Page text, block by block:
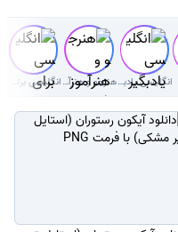
انگلیسی یادبگیر هنرجو و هنرآموز( سوال با جواب) انگلیسی برای کودکان